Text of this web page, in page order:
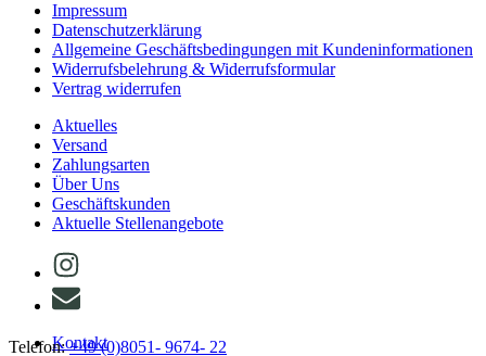
Impressum
Datenschutzerklärung
Allgemeine Geschäftsbedingungen mit Kundeninformationen
Widerrufsbelehrung & Widerrufsformular
Vertrag widerrufen
Aktuelles
Versand
Zahlungsarten
Über Uns
Geschäftskunden
Aktuelle Stellenangebote
Kontakt
Telefon:+49 (0)8051- 9674- 22